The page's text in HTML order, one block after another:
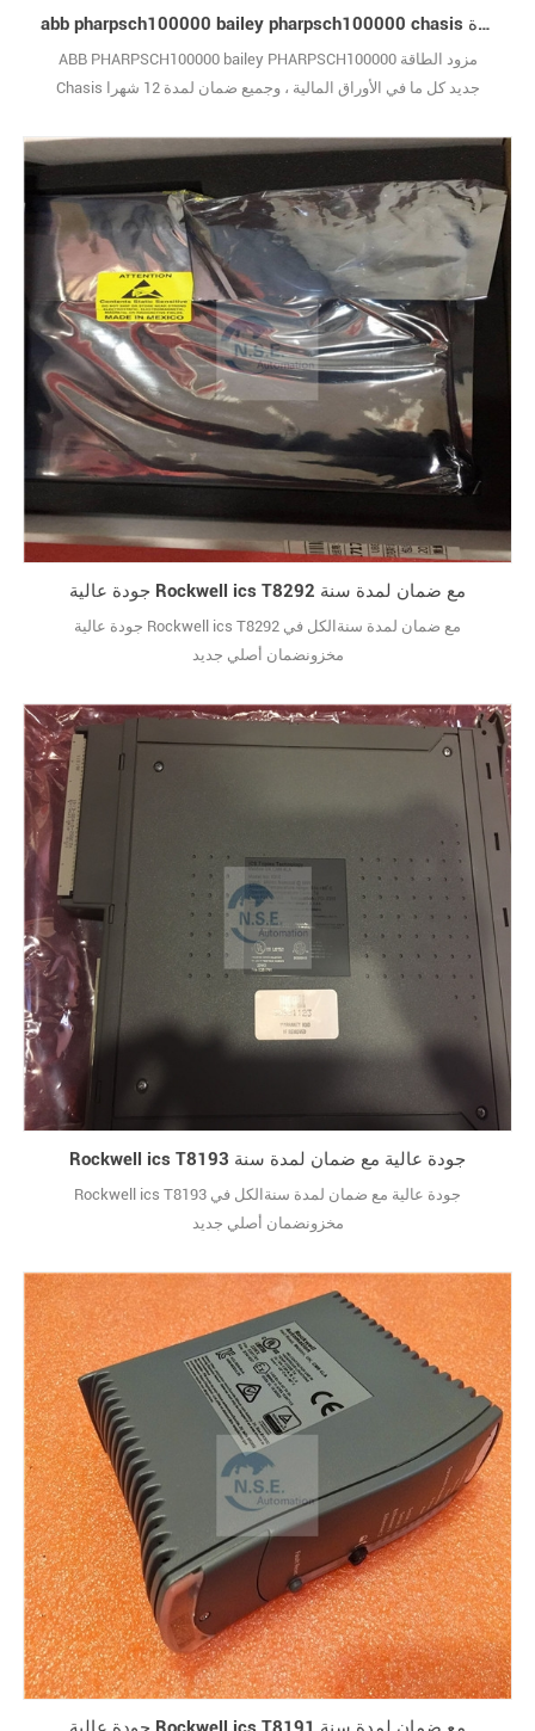
abb pharpsch100000 bailey pharpsch100000 chasis امدادات الطاقة الجديدة
ABB PHARPSCH100000 bailey PHARPSCH100000 مزود الطاقة
Chasis جديد كل ما في الأوراق المالية ، وجميع ضمان لمدة 12 شهرا
جودة عالية Rockwell ics T8292 مع ضمان لمدة سنة
جودة عالية Rockwell ics T8292 مع ضمان لمدة سنةالكل في
مخزونضمان أصلي جديد
Rockwell ics T8193 جودة عالية مع ضمان لمدة سنة
Rockwell ics T8193 جودة عالية مع ضمان لمدة سنةالكل في
مخزونضمان أصلي جديد